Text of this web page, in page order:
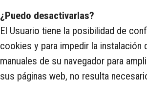
¿Puedo desactivarlas?
El Usuario tiene la posibilidad de
cookies y para impedir la
manuales de su navegador para
sus páginas web, no resulta